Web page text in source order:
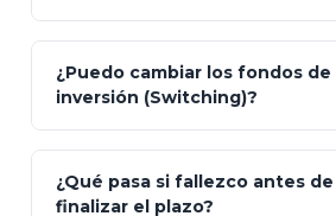
inflación), Dólares o Euros
¿Puedo cambiar los fondos de
inversión (Switching)?
"Switching" (cambio de fondos)
¿Qué pasa si fallezco antes de
finalizar el plazo?